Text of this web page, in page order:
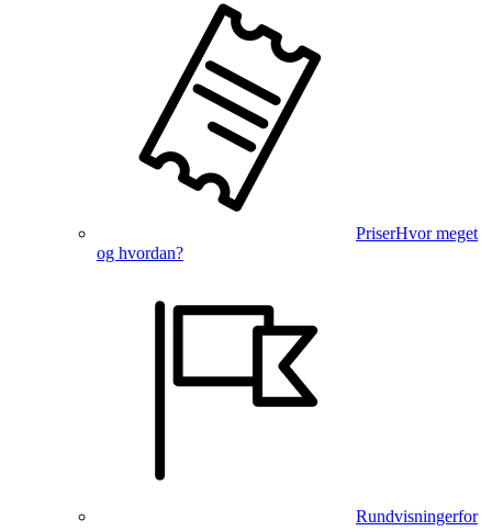
PriserHvor meget
og hvordan?
Rundvisningerfor